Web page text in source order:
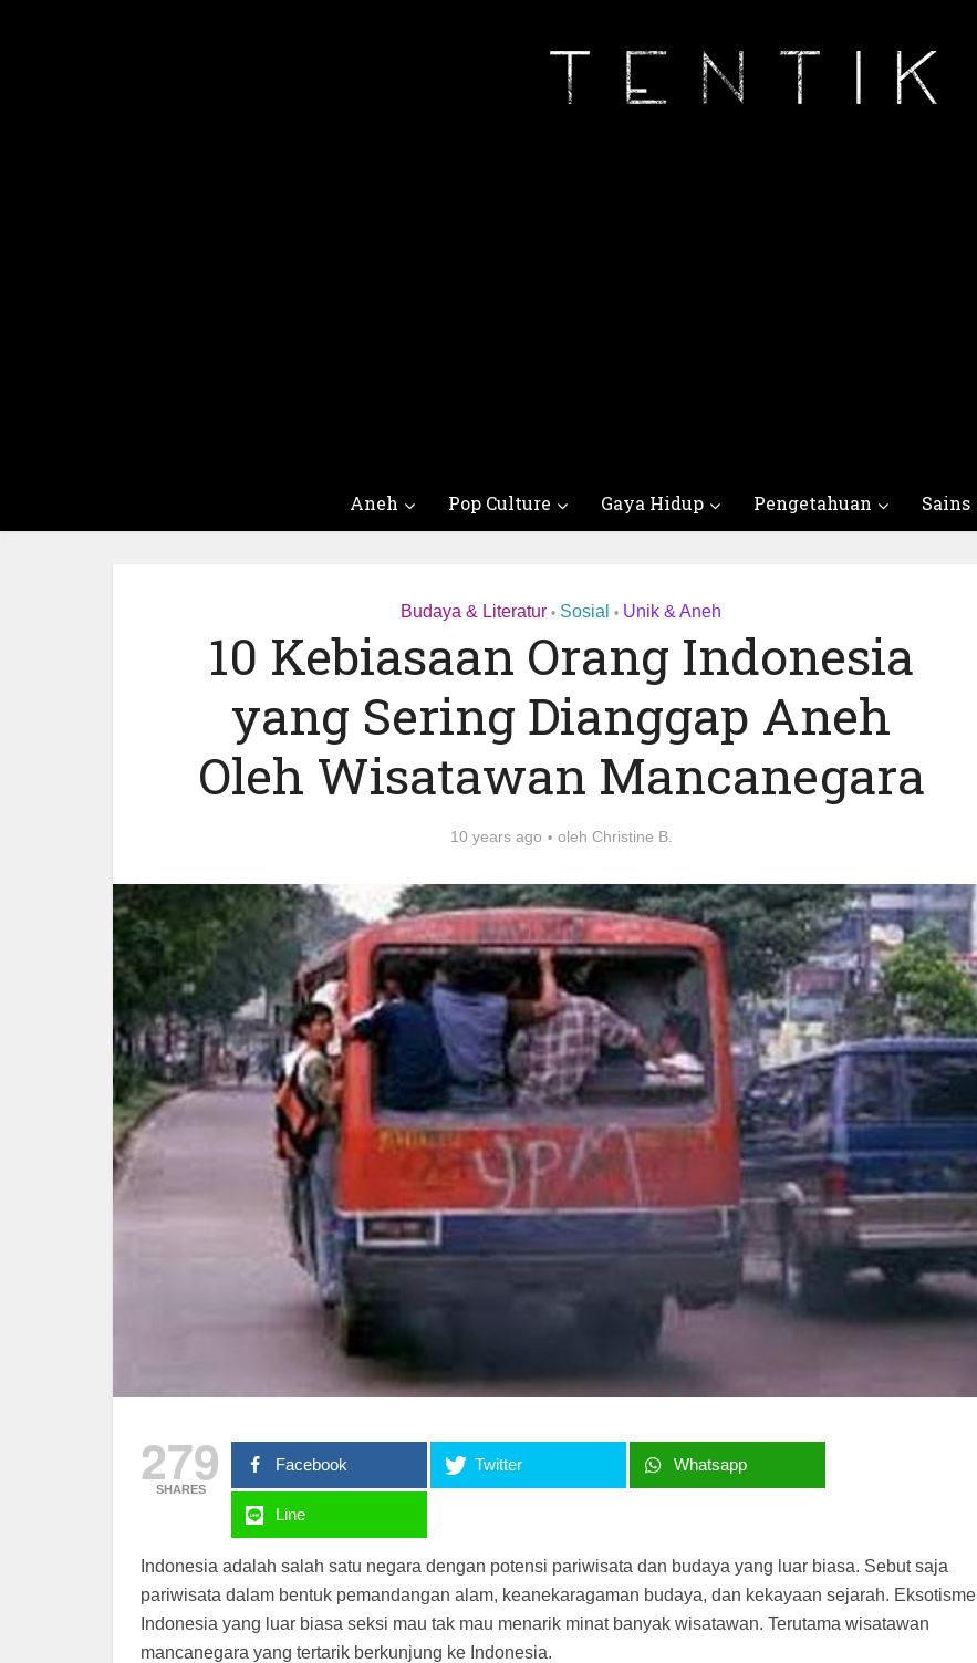
Aneh Pop Culture Gaya Hidup Pengetahuan Sains
Budaya & Literatur • Sosial • Unik & Aneh
10 Kebiasaan Orang Indonesia
yang Sering Dianggap Aneh
Oleh Wisatawan Mancanegara
10 years ago oleh Christine B.
279
SHARES
Facebook Twitter Whatsapp
Line
Indonesia adalah salah satu negara dengan potensi pariwisata dan budaya yang luar biasa. Sebut saja
pariwisata dalam bentuk pemandangan alam, keanekaragaman budaya, dan kekayaan sejarah. Eksotisme
Indonesia yang luar biasa seksi mau tak mau menarik minat banyak wisatawan. Terutama wisatawan
mancanegara yang tertarik berkunjung ke Indonesia.